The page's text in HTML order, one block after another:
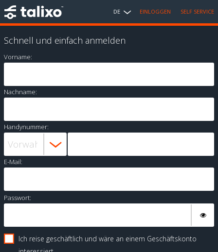
DE EINLOGGEN SELF SERVICE
Schnell und einfach anmelden
Vorname:
Nachname:
Handynummer:
E-Mail:
Passwort:
Ich reise geschäftlich und wäre an einem Geschäftskonto